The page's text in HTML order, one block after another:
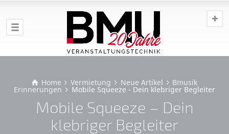
Home Vermietung Neue Artikel Bmusik
Erinnerungen Mobile Squeeze - Dein klebriger Begleiter
Mobile Squeeze – Dein
klebriger Begleiter